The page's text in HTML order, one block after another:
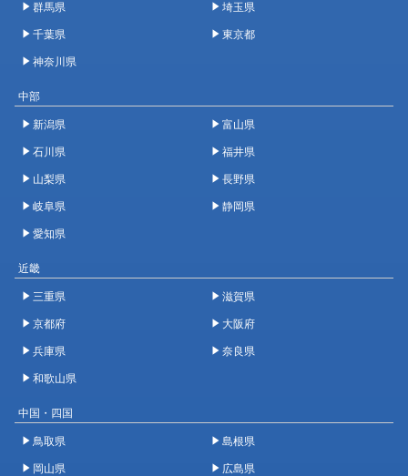
群馬県
埼玉県
千葉県
東京都
神奈川県
中部
新潟県
富山県
石川県
福井県
山梨県
長野県
岐阜県
静岡県
愛知県
近畿
三重県
滋賀県
京都府
大阪府
兵庫県
奈良県
和歌山県
中国・四国
鳥取県
島根県
岡山県
広島県